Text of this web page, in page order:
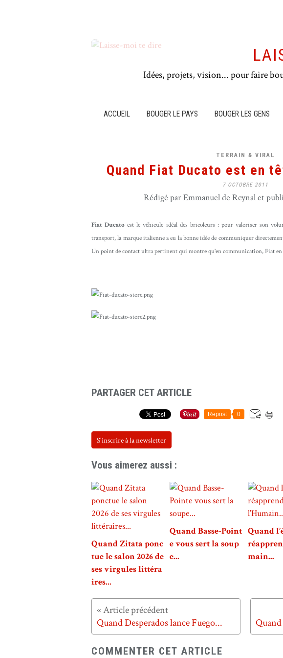
Idées, projets, vision... pour faire
ACCUEIL BOUGER LE PAYS BOUGER LES GENS
TERRAIN & VIRAL
Quand Fiat Ducato est en
7 OCTOBRE 2011
Rédigé par Emmanuel de Reynal et
Fiat Ducato est le véhicule idéal des bricoleurs : pour valoriser son
transport, la marque italienne a eu la bonne idée de communiquer
Un point de contact ultra pertinent qui montre qu'en communication, Fiat
PARTAGER CET ARTICLE
Repost 0
S'inscrire à la newsletter
Vous aimerez aussi :
Quand Zitata ponc
tue le salon 2026 de
ses virgules littéra
ires...
Quand Basse-Point
e vous sert la soup
e...
Quand
main...
Quand Desperados lance Fuego...
COMMENTER CET ARTICLE